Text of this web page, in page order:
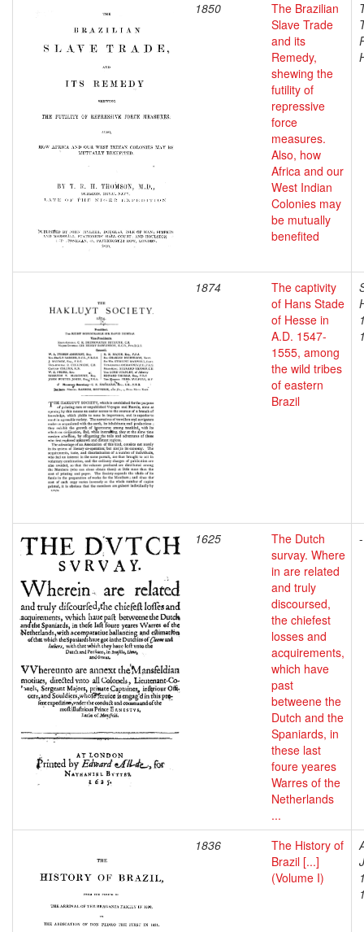
1850
The Brazilian
Slave Trade
and its
Remedy,
shewing the
futility of
repressive
force
measures.
Also, how
Africa and our
West Indian
Colonies may
be mutually
benefited
1874
The captivity
of Hans Stade
of Hesse in
A.D. 1547-
1555, among
the wild tribes
of eastern
Brazil
1625
The Dutch
survay. Where
in are related
and truly
discoursed,
the chiefest
losses and
acquirements,
which have
past
betweene the
Dutch and the
Spaniards, in
these last
foure yeares
Warres of the
Netherlands
...
-
1836
The History of
Brazil [...]
(Volume I)